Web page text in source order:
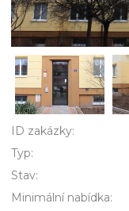
ID zakázky:
Typ:
Stav:
Minimální nabídka: